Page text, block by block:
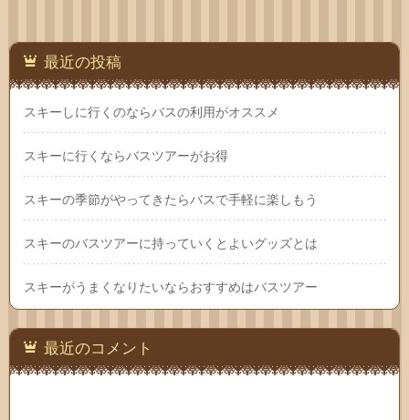
最近の投稿
スキーしに行くのならバスの利用がオススメ
スキーに行くならバスツアーがお得
スキーの季節がやってきたらバスで手軽に楽しもう
スキーのバスツアーに持っていくとよいグッズとは
スキーがうまくなりたいならおすすめはバスツアー
最近のコメント